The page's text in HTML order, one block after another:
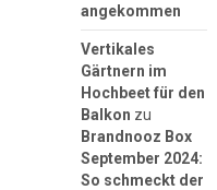
angekommen
Vertikales
Gärtnern im
Hochbeet für den
Balkon zu
Brandnooz Box
September 2024:
So schmeckt der